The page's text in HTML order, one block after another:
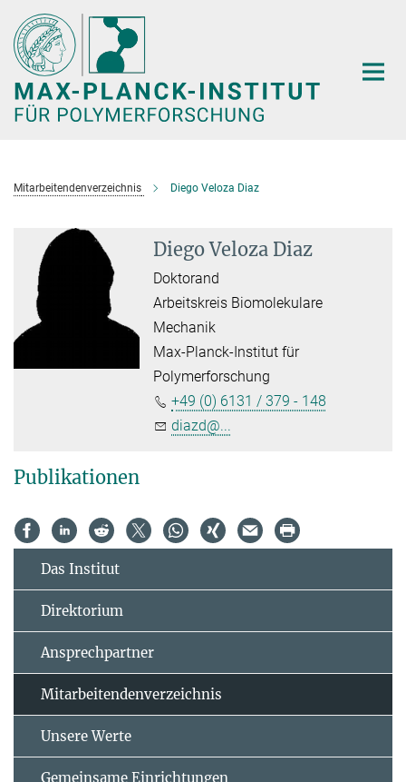
Hauptinhalt
Mitarbeitendenverzeichnis Diego Veloza Diaz
Diego Veloza Diaz
Doktorand
Arbeitskreis Biomolekulare
Mechanik
Max-Planck-Institut für
Polymerforschung
+49 (0) 6131 / 379 - 148
diazd@...
Publikationen
Das Institut
Direktorium
Ansprechpartner
Mitarbeitendenverzeichnis
Unsere Werte
Gemeinsame Einrichtungen